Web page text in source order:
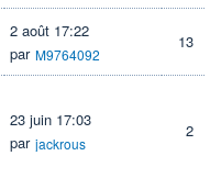
2 août 17:22
par M9764092
13
23 juin 17:03
par jackrous
2